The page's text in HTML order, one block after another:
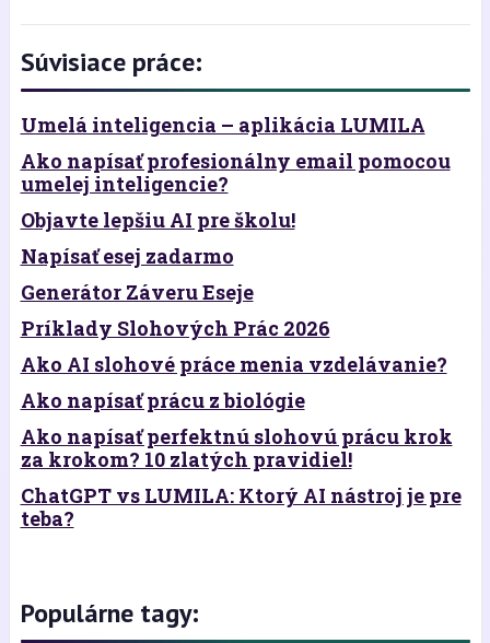
Súvisiace práce:
Umelá inteligencia – aplikácia LUMILA
Ako napísať profesionálny email pomocou
umelej inteligencie?
Objavte lepšiu AI pre školu!
Napísať esej zadarmo
Generátor Záveru Eseje
Príklady Slohových Prác 2026
Ako AI slohové práce menia vzdelávanie?
Ako napísať prácu z biológie
Ako napísať perfektnú slohovú prácu krok
za krokom? 10 zlatých pravidiel!
ChatGPT vs LUMILA: Ktorý AI nástroj je pre
teba?
Populárne tagy: